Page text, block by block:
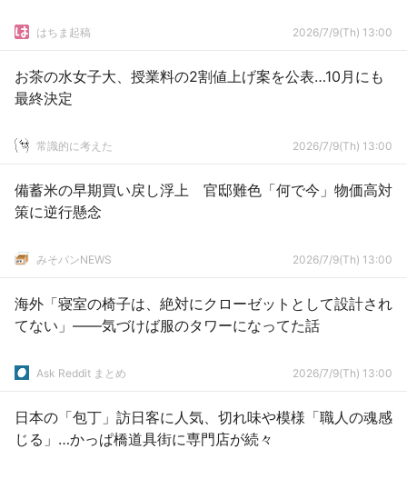
はちま起稿 2026/7/9(Th) 13:00
お茶の水女子大、授業料の2割値上げ案を公表…10月にも
最終決定
常識的に考えた 2026/7/9(Th) 13:00
備蓄米の早期買い戻し浮上 官邸難色「何で今」物価高対
策に逆行懸念
みそパンNEWS 2026/7/9(Th) 13:00
海外「寝室の椅子は、絶対にクローゼットとして設計され
てない」——気づけば服のタワーになってた話
Ask Reddit まとめ 2026/7/9(Th) 13:00
日本の「包丁」訪日客に人気、切れ味や模様「職人の魂感
じる」…かっぱ橋道具街に専門店が続々